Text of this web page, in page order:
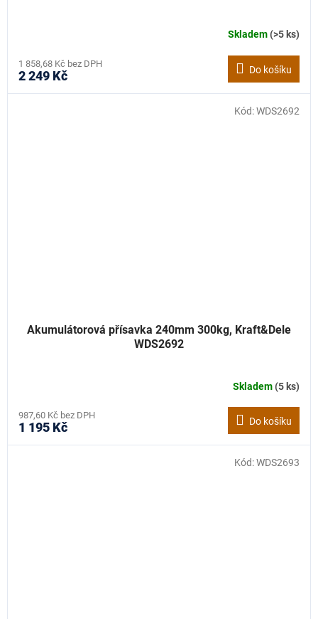
Skladem(>5 ks)
1 858,68 Kč bez DPH
2 249 Kč Do košíku
Akumulátorová přísavka 240mm 300kg, Kraft&Dele
WDS2692
Skladem(5 ks)
987,60 Kč bez DPH
1 195 Kč Do košíku
Kód:WDS2692
Kód:WDS2693